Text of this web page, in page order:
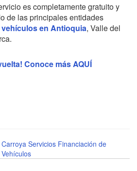
es completamente gratuito y
de las principales entidades
vehículos en Antioquia, Valle del
Conoce más AQUÍ
Carroya Servicios Financiación de
Vehículos